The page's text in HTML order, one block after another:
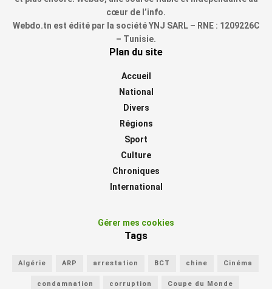
cœur de l’info.
Webdo.tn est édité par la société YNJ SARL – RNE : 1209226C
– Tunisie.
Plan du site
Accueil
National
Divers
Régions
Sport
Culture
Chroniques
International
Gérer mes cookies
Tags
Algérie ARP arrestation BCT chine Cinéma
condamnation corruption Coupe du Monde